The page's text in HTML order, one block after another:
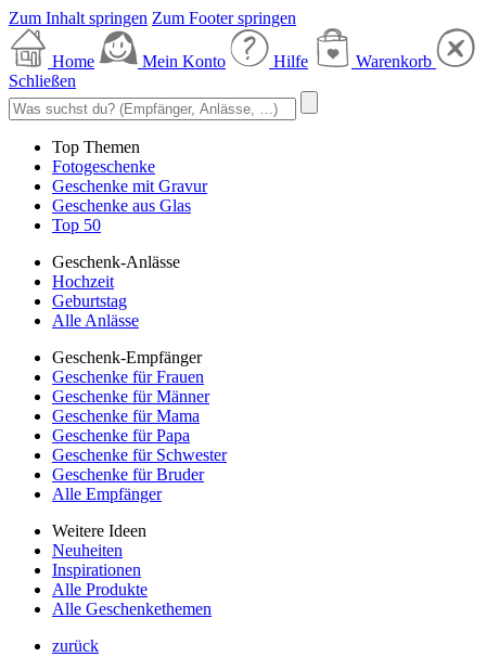
Zum Inhalt springen Zum Footer springen
Home Mein Konto Hilfe
Warenkorb
Schließen
Top Themen
Fotogeschenke
Geschenke mit Gravur
Geschenke aus Glas
Top 50
Geschenk-Anlässe
Hochzeit
Geburtstag
Alle Anlässe
Geschenk-Empfänger
Geschenke für Frauen
Geschenke für Männer
Geschenke für Mama
Geschenke für Papa
Geschenke für Schwester
Geschenke für Bruder
Alle Empfänger
Weitere Ideen
Neuheiten
Inspirationen
Alle Produkte
Alle Geschenkethemen
zurück